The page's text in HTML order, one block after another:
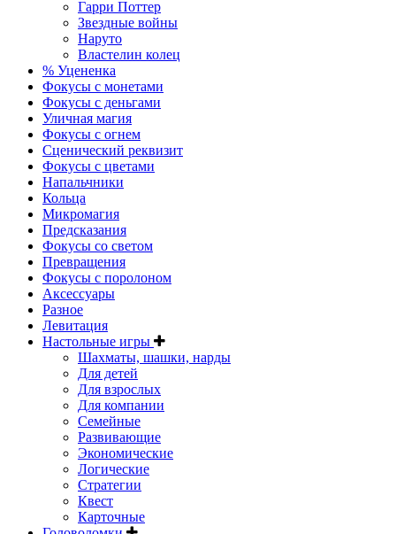
Гарри Поттер
Звездные войны
Наруто
Властелин колец
% Уцененка
Фокусы с монетами
Фокусы с деньгами
Уличная магия
Фокусы с огнем
Сценический реквизит
Фокусы с цветами
Напальчники
Кольца
Микромагия
Предсказания
Фокусы со светом
Превращения
Фокусы с поролоном
Аксессуары
Разное
Левитация
Настольные игры
Шахматы, шашки, нарды
Для детей
Для взрослых
Для компании
Семейные
Развивающие
Экономические
Логические
Стратегии
Квест
Карточные